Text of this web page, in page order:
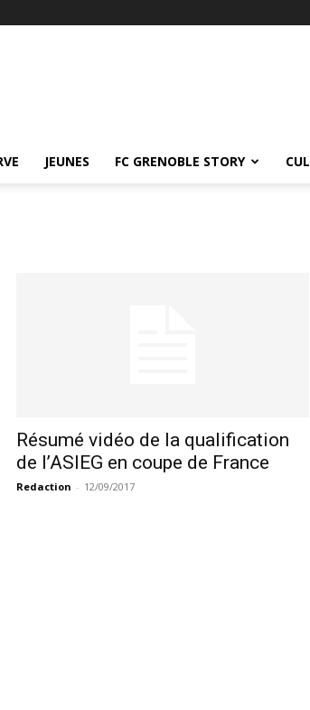
JEUNES FC GRENOBLE STORY
Résumé vidéo de la qualification
de l’ASIEG en coupe de France
Redaction - 12/09/2017